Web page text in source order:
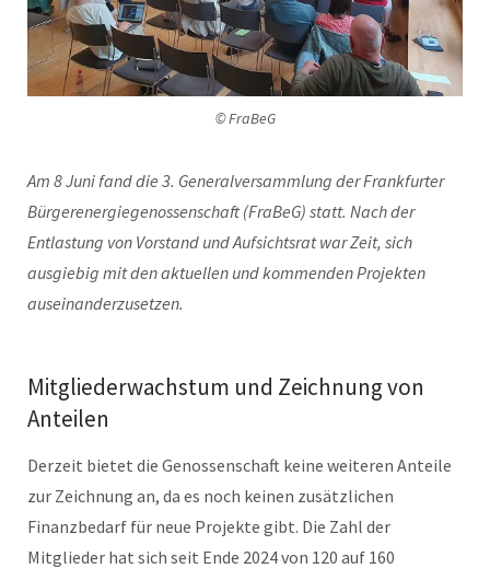
© FraBeG
Am 8 Juni fand die 3. Generalversammlung der Frankfurter
Bürgerenergiegenossenschaft (FraBeG) statt. Nach der
Entlastung von Vorstand und Aufsichtsrat war Zeit, sich
ausgiebig mit den aktuellen und kommenden Projekten
auseinanderzusetzen.
Mitgliederwachstum und Zeichnung von
Anteilen
Derzeit bietet die Genossenschaft keine weiteren Anteile
zur Zeichnung an, da es noch keinen zusätzlichen
Finanzbedarf für neue Projekte gibt. Die Zahl der
Mitglieder hat sich seit Ende 2024 von 120 auf 160